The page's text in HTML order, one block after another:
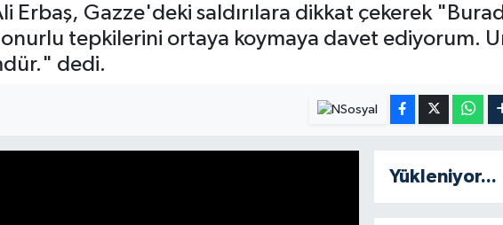
Erbaş, Gazze'deki saldırılara dikkat çekerek
onurlu tepkilerini ortaya koymaya davet ediyorum.
dedi.
Yükleniyor...